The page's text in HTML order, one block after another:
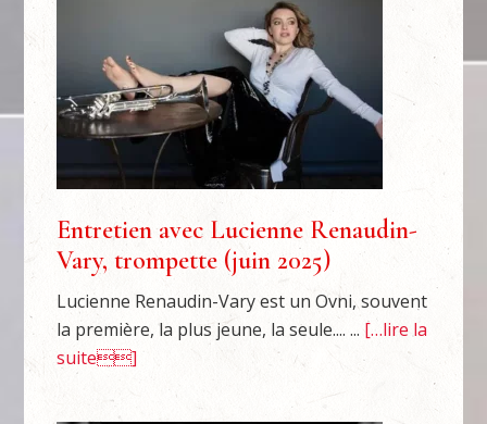
Entretien avec Lucienne Renaudin-
Vary, trompette (juin 2025)
Lucienne Renaudin-Vary est un Ovni, souvent
la première, la plus jeune, la seule.... ... […lire la
suite]